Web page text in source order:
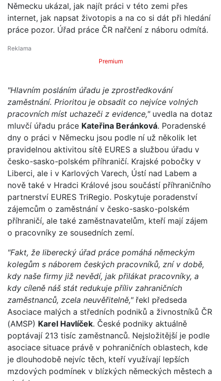
Německu ukázal, jak najít práci v této zemi přes
internet, jak napsat životopis a na co si dát při hledání
práce pozor. Úřad práce ČR nařčení z náboru odmítá.
Premium
"Hlavním posláním úřadu je zprostředkování
zaměstnání. Prioritou je obsadit co nejvíce volných
pracovních míst uchazeči z evidence,"uvedla na dotaz
mluvčí úřadu práce Kateřina Beránková. Poradenské
dny o práci v Německu jsou podle ní už několik let
pravidelnou aktivitou sítě EURES a službou úřadu v
česko-sasko-polském příhraničí. Krajské pobočky v
Liberci, ale i v Karlových Varech, Ústí nad Labem a
nově také v Hradci Králové jsou součástí příhraničního
partnerství EURES TriRegio. Poskytuje poradenství
zájemcům o zaměstnání v česko-sasko-polském
příhraničí, ale také zaměstnavatelům, kteří mají zájem
o pracovníky ze sousedních zemí.
"Fakt, že liberecký úřad práce pomáhá německým
kolegům s náborem českých pracovníků, zní v době,
kdy naše firmy již nevědí, jak přilákat pracovníky, a
kdy cíleně náš stát redukuje příliv zahraničních
zaměstnanců, zcela neuvěřitelně," řekl předseda
Asociace malých a středních podniků a živnostníků ČR
(AMSP) Karel Havlíček. České podniky aktuálně
poptávají 213 tisíc zaměstnanců. Nejsložitější je podle
asociace situace právě v pohraničních oblastech, kde
je dlouhodobě nejvíc těch, kteří využívají lepších
mzdových podmínek v blízkých německých městech a